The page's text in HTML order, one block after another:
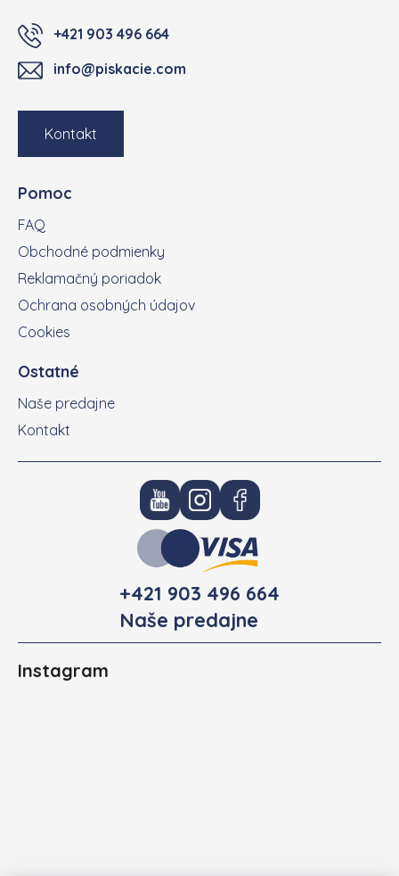
+421 903 496 664
info@piskacie.com
Kontakt
Pomoc
FAQ
Obchodné podmienky
Reklamačný poriadok
Ochrana osobných údajov
Cookies
Ostatné
Naše predajne
Kontakt
+421 903 496 664
Naše predajne
Instagram